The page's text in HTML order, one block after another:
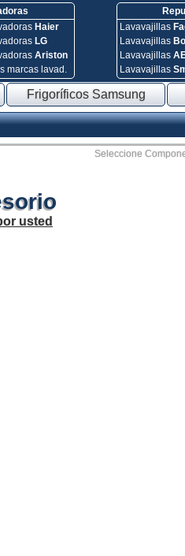
Haier
LG
Ariston
marcas lavad.
Lavavajillas
Lavavajillas
Lavavajillas
Lavavajillas
Frigoríficos Samsung
Seleccione
usted